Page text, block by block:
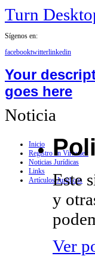
Turn
Sígenos en:
facebooktwitterlinkedin
Your
goes here
Inicio
Registro en Virtualex
Noticias Jurídicas
Links
Artículos Jurídicos
Noticia
Este
y
Ver